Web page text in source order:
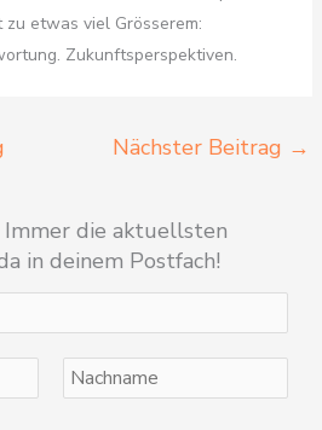
etwas viel Grösserem:
Zukunftsperspektiven.
Nächster Beitrag →
die aktuellsten
in deinem Postfach!